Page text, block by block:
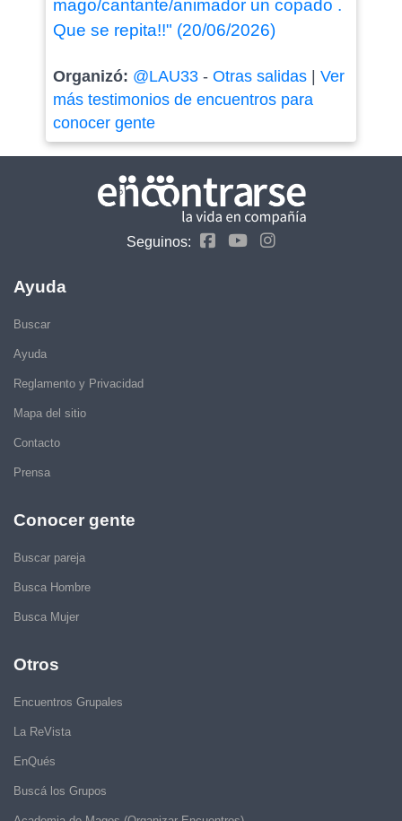
mago/cantante/animador un copado .
Que se repita!!" (20/06/2026)
Organizó: @LAU33- Otras salidas| Ver
más testimonios de encuentros para
conocer gente
Seguinos:
Ayuda
Buscar
Ayuda
Reglamento y Privacidad
Mapa del sitio
Contacto
Prensa
Conocer gente
Buscar pareja
Busca Hombre
Busca Mujer
Otros
Encuentros Grupales
La ReVista
EnQués
Buscá los Grupos